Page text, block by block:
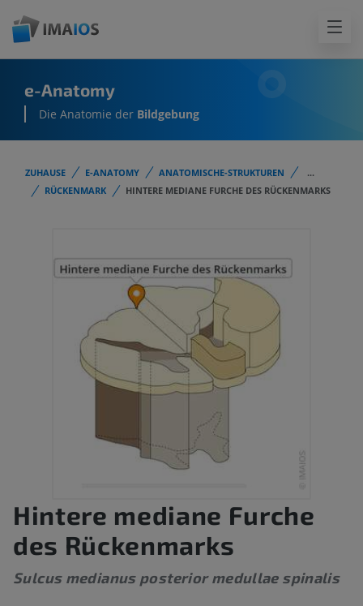
e-Anatomy
Die Anatomie der Bildgebung
ZUHAUSE E-ANATOMY ANATOMISCHE-STRUKTUREN
...
RÜCKENMARK
HINTERE MEDIANE FURCHE DES RÜCKENMARKS
Hintere mediane Furche
des Rückenmarks
Sulcus medianus posterior medullae spinalis